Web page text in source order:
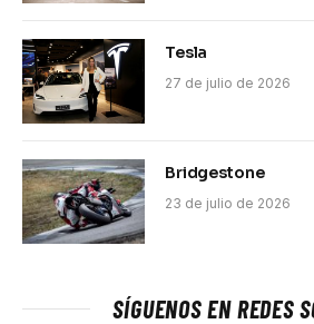
Tesla
27 de julio de 2026
Bridgestone
23 de julio de 2026
SÍGUENOS EN REDES